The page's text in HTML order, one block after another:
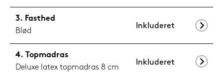
Fasthed
Blød
Inkluderet
Topmadras
Deluxe latex topmadras 8 cm
Inkluderet